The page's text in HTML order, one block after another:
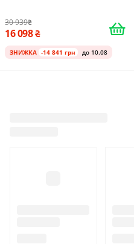
30 939
16 098
ЗНИЖКА -14 841 грн до 10.08